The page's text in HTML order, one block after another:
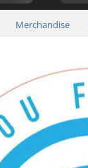
Merchandise